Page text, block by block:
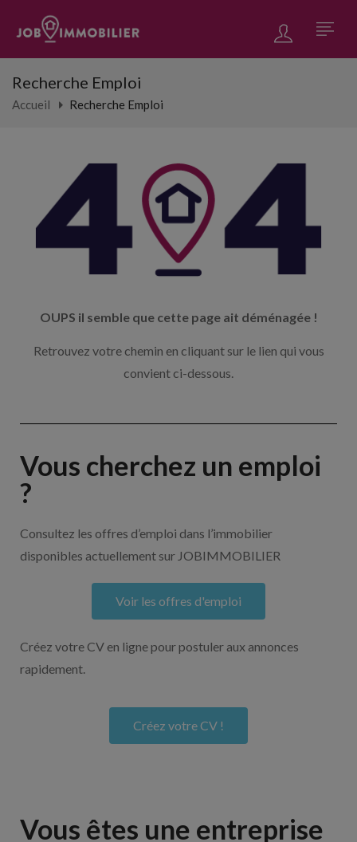
Recherche Emploi
Accueil Recherche Emploi
OUPS il semble que cette page ait déménagée !
Retrouvez votre chemin en cliquant sur le lien qui vous
convient ci-dessous.
Vous cherchez un emploi
?
Consultez les offres d’emploi dans l’immobilier
disponibles actuellement sur JOBIMMOBILIER
Voir les offres d'emploi
Créez votre CV en ligne pour postuler aux annonces
rapidement.
Créez votre CV !
Vous êtes une entreprise